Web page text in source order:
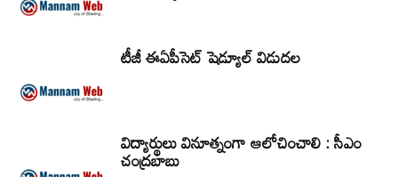
టీజీ ఈఏపీసెట్‌ షెడ్యూల్‌ విడుదల
విద్యార్థులు వినూత్నంగా ఆలోచించాలి : సీఎం
చంద్రబాబు